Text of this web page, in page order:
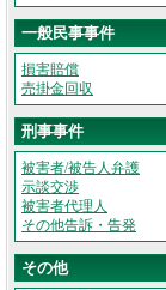
一般民事事件
損害賠償
売掛金回収
刑事事件
被害者/被告人弁護
示談交渉
被害者代理人
その他告訴・告発
その他